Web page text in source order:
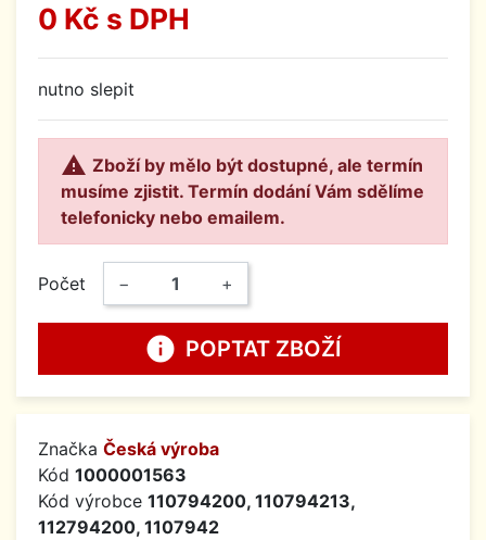
0 Kč s DPH
nutno slepit
 Zboží by mělo být dostupné, ale termín
musíme zjistit. Termín dodání Vám sdělíme
telefonicky nebo emailem.
Počet − +
info POPTAT ZBOŽÍ
Značka Česká výroba
Kód 1000001563
Kód výrobce 110794200, 110794213,
112794200, 1107942